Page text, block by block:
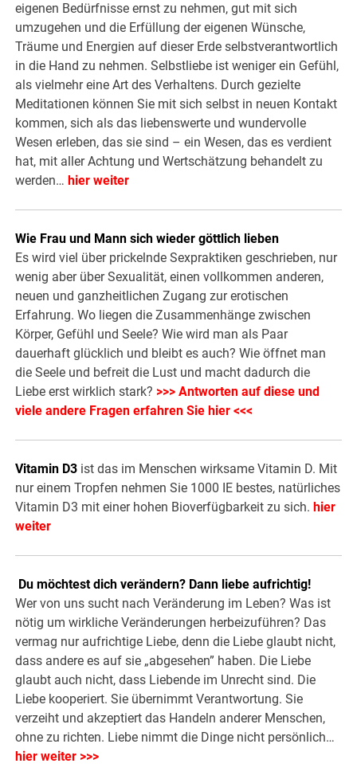
eigenen Bedürfnisse ernst zu nehmen, gut mit sich
umzugehen und die Erfüllung der eigenen Wünsche,
Träume und Energien auf dieser Erde selbstverantwortlich
in die Hand zu nehmen. Selbstliebe ist weniger ein Gefühl,
als vielmehr eine Art des Verhaltens. Durch gezielte
Meditationen können Sie mit sich selbst in neuen Kontakt
kommen, sich als das liebenswerte und wundervolle
Wesen erleben, das sie sind – ein Wesen, das es verdient
hat, mit aller Achtung und Wertschätzung behandelt zu
werden… hier weiter
Wie Frau und Mann sich wieder göttlich lieben
Es wird viel über prickelnde Sexpraktiken geschrieben, nur
wenig aber über Sexualität, einen vollkommen anderen,
neuen und ganzheitlichen Zugang zur erotischen
Erfahrung. Wo liegen die Zusammenhänge zwischen
Körper, Gefühl und Seele? Wie wird man als Paar
dauerhaft glücklich und bleibt es auch? Wie öffnet man
die Seele und befreit die Lust und macht dadurch die
Liebe erst wirklich stark? >>> Antworten auf diese und
viele andere Fragen erfahren Sie hier <<<
Vitamin D3 ist das im Menschen wirksame Vitamin D. Mit
nur einem Tropfen nehmen Sie 1000 IE bestes, natürliches
Vitamin D3 mit einer hohen Bioverfügbarkeit zu sich. hier
weiter
Du möchtest dich verändern? Dann liebe aufrichtig!
Wer von uns sucht nach Veränderung im Leben? Was ist
nötig um wirkliche Veränderungen herbeizuführen? Das
vermag nur aufrichtige Liebe, denn die Liebe glaubt nicht,
dass andere es auf sie „abgesehen” haben. Die Liebe
glaubt auch nicht, dass Liebende im Unrecht sind. Die
Liebe kooperiert. Sie übernimmt Verantwortung. Sie
verzeiht und akzeptiert das Handeln anderer Menschen,
ohne zu richten. Liebe nimmt die Dinge nicht persönlich…
hier weiter >>>